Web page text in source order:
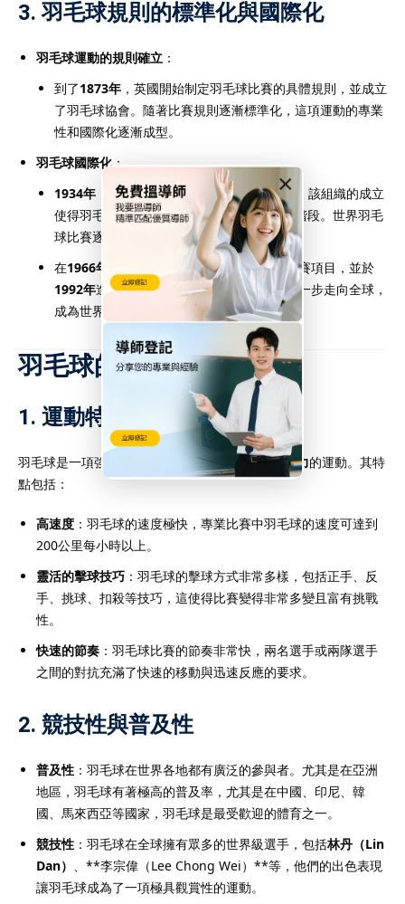
×
3. 羽毛球規則的標準化與國際化
羽毛球運動的規則確立 ：
到了1873年 ，英國開始制定羽毛球比賽的具體規則，並成立
了羽毛球協會。隨著比賽規則逐漸標準化，這項運動的專業
性和國際化逐漸成型。
羽毛球國際化 ：
1934年 ，**世界羽毛球聯盟（IBF）**成立，該組織的成立
使得羽毛球運動開始進入更具規模的國際化階段。世界羽毛
球比賽逐漸成為各國選手的主要競技平台。
在1966年 ，羽毛球正式成為亞洲運動會的比賽項目，並於
1992年進入奧林匹克運動會，這讓羽毛球進一步走向全球，
成為世界性的競技運動。
羽毛球的發展與特色
1. 運動特徵
羽毛球是一項強調 技巧、 靈活性及持久力的運動。其特
點包括：
高速度 ：羽毛球的速度極快，專業比賽中羽毛球的速度可達到
200公里每小時以上。
靈活的擊球技巧 ：羽毛球的擊球方式非常多樣，包括正手、反
手、挑球、扣殺等技巧，這使得比賽變得非常多變且富有挑戰
性。
快速的節奏 ：羽毛球比賽的節奏非常快，兩名選手或兩隊選手
之間的對抗充滿了快速的移動與迅速反應的要求。
2. 競技性與普及性
普及性 ：羽毛球在世界各地都有廣泛的參與者。尤其是在亞洲
地區，羽毛球有著極高的普及率，尤其是在中國、印尼、韓
國、馬來西亞等國家，羽毛球是最受歡迎的體育之一。
競技性 ：羽毛球在全球擁有眾多的世界級選手，包括林丹（Lin
Dan） 、**李宗偉（Lee Chong Wei）**等，他們的出色表現
讓羽毛球成為了一項極具觀賞性的運動。